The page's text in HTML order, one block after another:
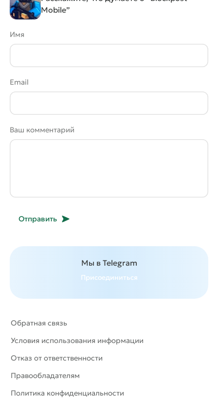
Mobile”
Имя
Email
Ваш комментарий
Отправить
Мы в Telegram
Присоединиться
Обратная связь
Условия использования информации
Отказ от ответственности
Правообладателям
Политика конфиденциальности